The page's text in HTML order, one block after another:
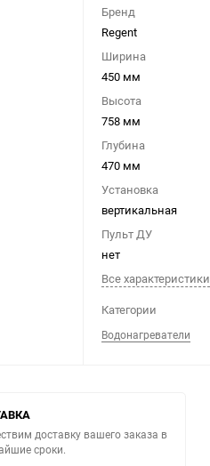
Бренд
Regent
Ширина
450 мм
Высота
758 мм
Глубина
470 мм
Установка
вертикальная
Пульт ДУ
нет
Все характеристики
Категории
Водонагреватели
доставку вашего заказа в
сроки.